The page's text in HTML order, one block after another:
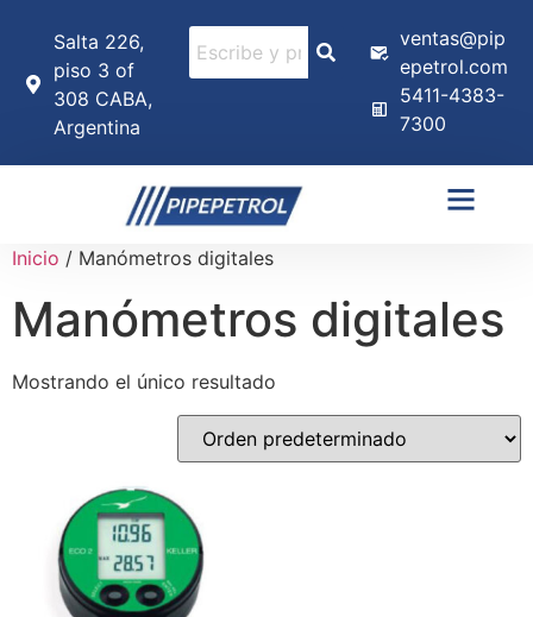
Salta 226,
piso 3 of
308 CABA,
Argentina
ventas@pip
epetrol.com
5411-4383-
7300
Inicio / Manómetros digitales
Manómetros digitales
Mostrando el único resultado